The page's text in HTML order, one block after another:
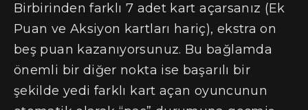
Birbirinden farklı 7 adet kart açarsanız (Ek
Puan ve Aksiyon kartları hariç), ekstra on
beş puan kazanıyorsunuz. Bu bağlamda
önemli bir diğer nokta ise başarılı bir
şekilde yedi farklı kart açan oyuncunun